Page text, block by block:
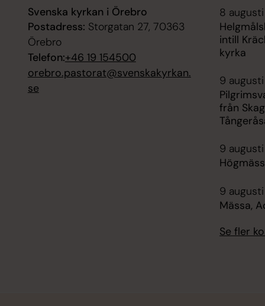
Svenska kyrkan i Örebro
Postadress: Storgatan 27, 70363
Örebro
Telefon:+46 19 154500
orebro.pastorat@svenskakyrkan.
se
8
intill
kyrka
9
från
9
9
Mässa,
Se fler